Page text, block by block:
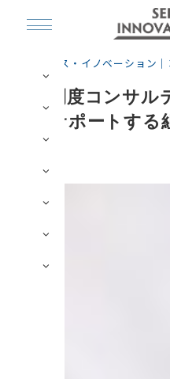
サービス・イノベーション
人事制度コンサ
長をサポートする